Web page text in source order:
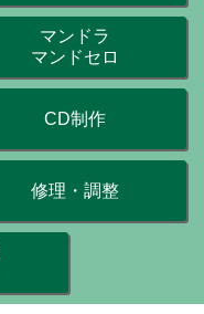
マンドラ
マンドセロ
CD制作
修理・調整